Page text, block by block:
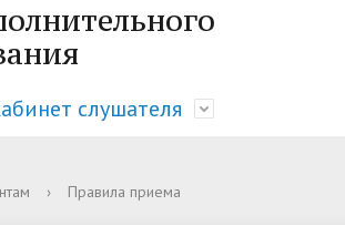
и условия приема
слушателя
кабинет слушателя
› Правила приема